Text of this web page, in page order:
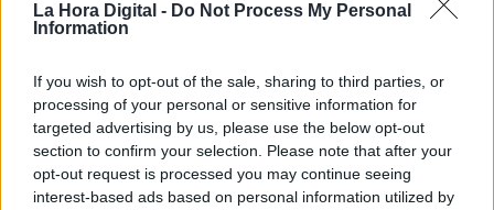
La Hora Digital - Do Not Process My Personal
Information
If you wish to opt-out of the sale, sharing to third parties, or
processing of your personal or sensitive information for
targeted advertising by us, please use the below opt-out
section to confirm your selection. Please note that after your
opt-out request is processed you may continue seeing
interest-based ads based on personal information utilized by
mucho tiempo.